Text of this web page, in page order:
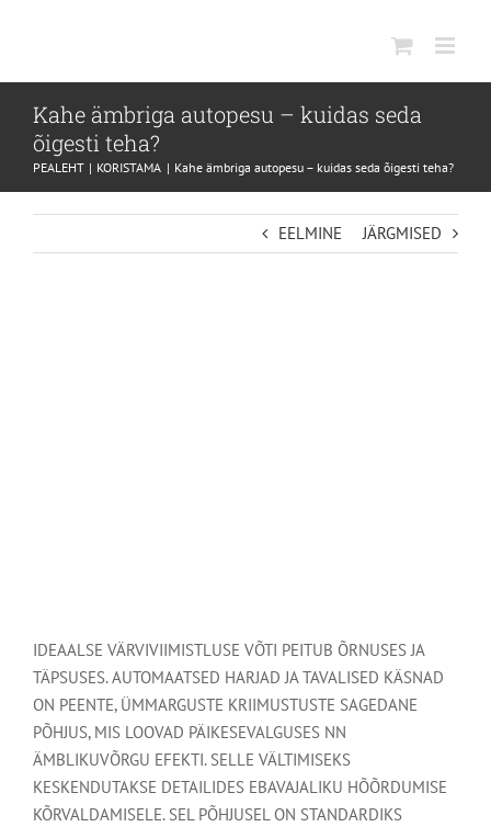
Kahe ämbriga autopesu – kuidas seda
õigesti teha?
PEALEHT KORISTAMA Kahe ämbriga autopesu – kuidas seda õigesti teha?
EELMINE JÄRGMISED
IDEAALSE VÄRVIVIIMISTLUSE VÕTI PEITUB ÕRNUSES JA
TÄPSUSES. AUTOMAATSED HARJAD JA TAVALISED KÄSNAD
ON PEENTE, ÜMMARGUSTE KRIIMUSTUSTE SAGEDANE
PÕHJUS, MIS LOOVAD PÄIKESEVALGUSES NN
ÄMBLIKUVÕRGU EFEKTI. SELLE VÄLTIMISEKS
KESKENDUTAKSE DETAILIDES EBAVAJALIKU HÕÕRDUMISE
KÕRVALDAMISELE. SEL PÕHJUSEL ON STANDARDIKS